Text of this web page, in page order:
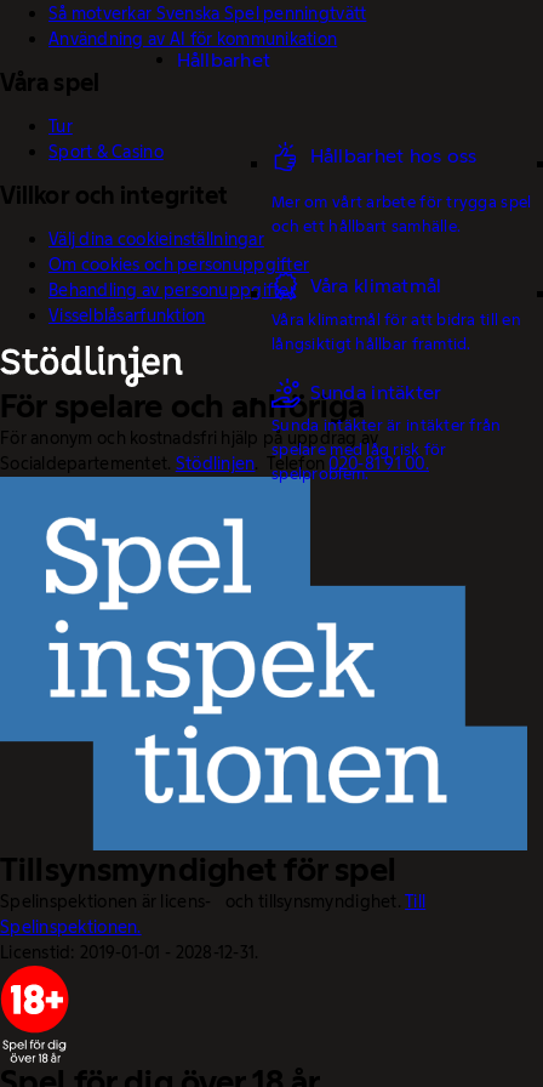
Hållbarhet
Hållbarhet hos oss
Mer om vårt arbete för trygga spel
och ett hållbart samhälle.
Våra klimatmål
Våra klimatmål för att bidra till en
långsiktigt hållbar framtid.
Sunda intäkter
Sunda intäkter är intäkter från
spelare med låg risk för
spelproblem.
Så motverkar Svenska Spel penningtvätt
Användning av AI för kommunikation
Våra spel
Tur
Sport & Casino
Villkor och integritet
Välj dina cookieinställningar
Om cookies och personuppgifter
Behandling av personuppgifter
Visselblåsarfunktion
För spelare och anhöriga
För anonym och kostnadsfri hjälp på uppdrag av
Socialdepartementet. Stödlinjen. Telefon020-81 91 00.
Tillsynsmyndighet för spel
Spelinspektionen är licens- och tillsynsmyndighet.Till
Spelinspektionen.
Licenstid: 2019-01-01 - 2028-12-31.